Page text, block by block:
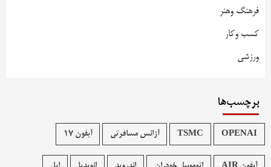
فرهنگ وهنر
کسب وکار
ورزشی
برچسب‌ها
OPENAI
TSMC آژانس مسافرتی آیفون 17